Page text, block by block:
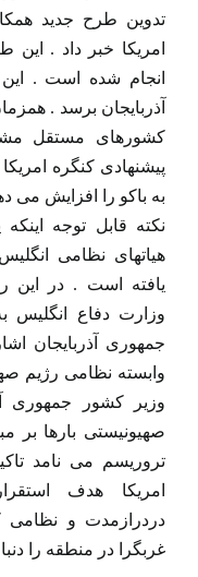
تدوین طرح جدید
امریکا خبر داد .
انجام شده است .
آذربایجان برسد .
کشورهای مستقل
پیشنهادی کنگره
به باکو را افزایش می
نکته قابل توجه
هیاتهای نظامی
یافته است . در این
جمهوری آذربایجان
وابسته نظامی رژیم
وزیر کشور جمهوری
صهیونیستی بارها بر
تروریسم می نامد
امریکا هدف
دردرازمدت و نظامی
غربگرا در منطقه را